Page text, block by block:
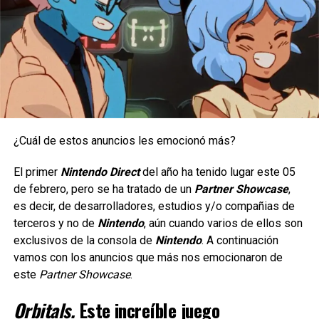
juegos de Pokémonhayan evolucionado mucho su
jugabilidad), sí que si nunca han jugado uno de los
primerosPokémon, deben de tenerle mucha paciencia.
Por su parte para los fans de Pokémon (inclusive nuevas
generaciones) y quienes crecimos con este juego,es
fácil encontrar el encanto detrás de este remake
My Little Puppy((Nintendo Switch,
multiplataforma)
Un juego de aventura en el que seguramente los amantes
de los lomitos terminaremos llorando mucho, y es que
cruzar el Puente Arcoíris y ahora debe ayudar a quien
fuese su papá humano a cruzarlo, se lanza el 29 de mayo.
¿Cuál de estos anuncios les emocionó más?
El primer Nintendo Directdel año ha tenido lugar este 05
de febrero, pero se ha tratado de un Partner Showcase,
es decir, de desarrolladores, estudios y/o compañias de
terceros y no de Nintendo, aún cuando varios de ellos son
exclusivos de la consola de Nintendo. A continuación
vamos con los anuncios que más nos emocionaron de
este Partner Showcase.
Orbitals.Este increíble juego